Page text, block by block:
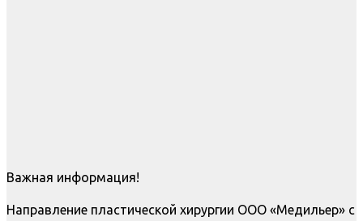
Важная информация!
Направление пластической хирургии ООО «Медильер» с